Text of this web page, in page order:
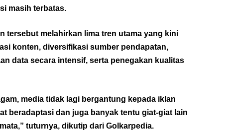
masih terbatas.
tersebut melahirkan lima tren utama yang kini
konten, diversifikasi sumber pendapatan,
data secara intensif, serta penegakan kualitas
media tidak lagi bergantung kepada iklan
beradaptasi dan juga banyak tentu giat-giat lain
tuturnya, dikutip dari Golkarpedia.